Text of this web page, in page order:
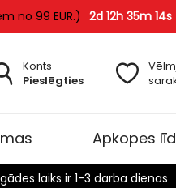
no 99 EUR.) 2d 12h 35m 14s
Konts
Pieslēgties
Apkopes
laiks ir 1-3 darba dienas